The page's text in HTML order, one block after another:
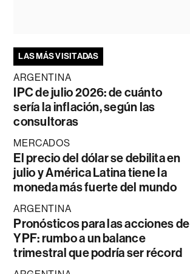
LAS MÁS VISITADAS
ARGENTINA
IPC de julio 2026: de cuánto
sería la inflación, según las
consultoras
MERCADOS
El precio del dólar se debilita en
julio y América Latina tiene la
moneda más fuerte del mundo
ARGENTINA
Pronósticos para las acciones de
YPF: rumbo a un balance
trimestral que podría ser récord